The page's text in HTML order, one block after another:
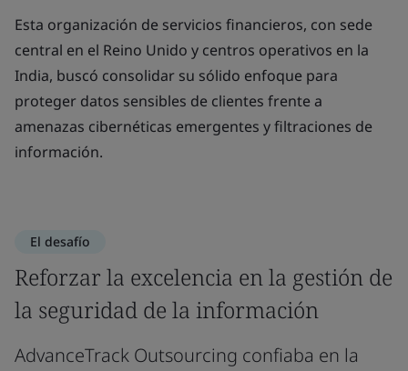
Esta organización de servicios financieros, con sede
central en el Reino Unido y centros operativos en la
India, buscó consolidar su sólido enfoque para
proteger datos sensibles de clientes frente a
amenazas cibernéticas emergentes y filtraciones de
información.
El desafío
Reforzar la excelencia en la gestión de
la seguridad de la información
AdvanceTrack Outsourcing confiaba en la